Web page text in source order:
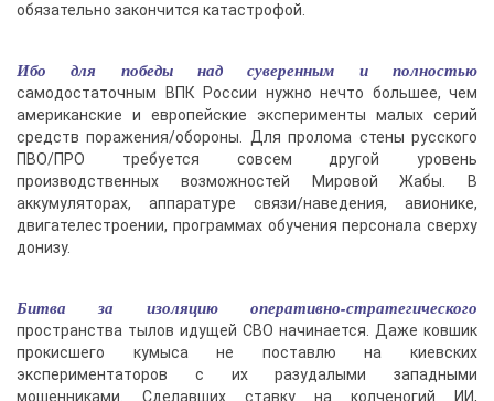
обязательно закончится катастрофой.
Ибо для победы над суверенным и полностью
самодостаточным ВПК России нужно нечто большее, чем
американские и европейские эксперименты малых серий
средств поражения/обороны. Для пролома стены русского
ПВО/ПРО требуется совсем другой уровень
производственных возможностей Мировой Жабы. В
аккумуляторах, аппаратуре связи/наведения, авионике,
двигателестроении, программах обучения персонала сверху
донизу.
Битва за изоляцию оперативно-стратегического
пространства тылов идущей СВО начинается. Даже ковшик
прокисшего кумыса не поставлю на киевских
экспериментаторов с их разудалыми западными
мошенниками. Сделавших ставку на колченогий ИИ,